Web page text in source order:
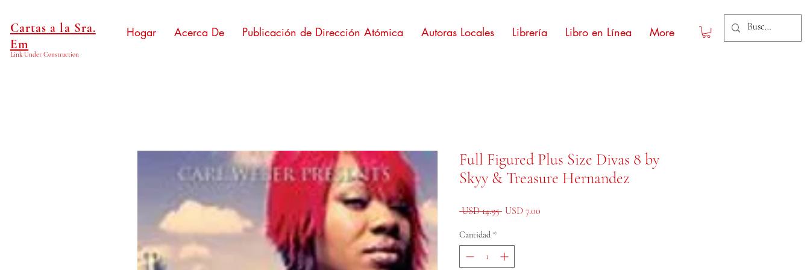
Cartas a la Sra.
Em
Link Under Construction
Hogar Acerca De Publicación de Dirección Atómica Autoras Locales Librería Libro en Línea More
Full Figured Plus Size Divas 8 by
Skyy & Treasure Hernandez
USD 14.95 Precio
USD 7.00
Cantidad *